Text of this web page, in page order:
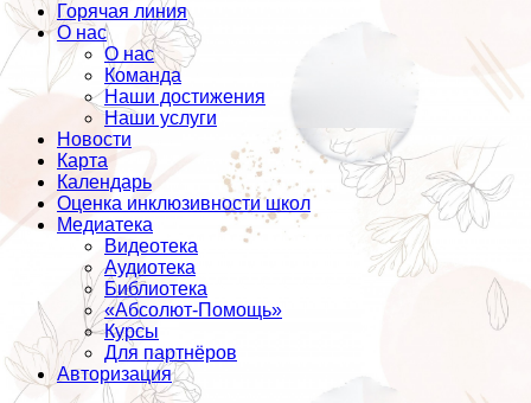
Горячая линия
О нас
О нас
Команда
Наши достижения
Наши услуги
Новости
Карта
Календарь
Оценка инклюзивности школ
Медиатека
Видеотека
Аудиотека
Библиотека
«Абсолют-Помощь»
Курсы
Для партнёров
Авторизация